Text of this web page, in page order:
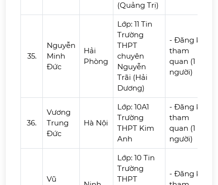
(Quảng Trị)
35.
Nguyễn
Minh
Đức
Hải
Phòng
Lớp: 11 Tin
Trường
THPT
chuyên
Nguyễn
Trãi (Hải
Dương)
- Đăng ký
tham
quan (1
người)
36.
Vương
Trung
Đức
Hà Nội
Lớp: 10A1
Trường
THPT Kim
Anh
- Đăng ký
tham
quan (1
người)
Vũ
Lớp: 10 Tin
Trường
THPT
- Đăng ký